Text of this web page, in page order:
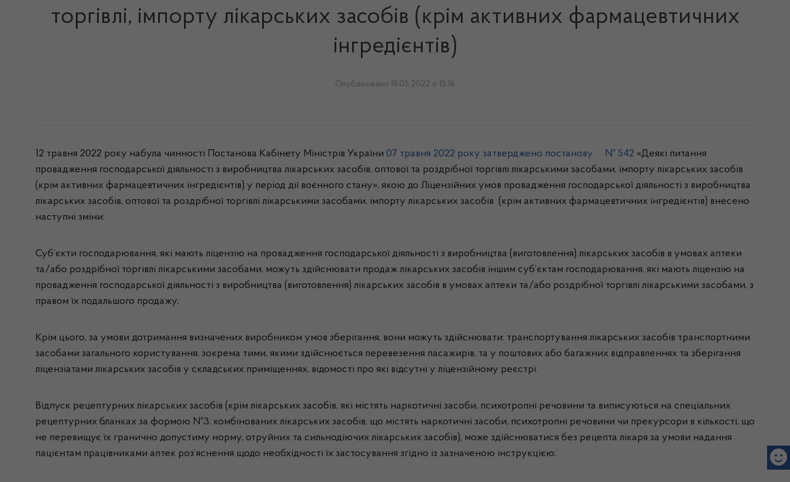
торгівлі, імпорту лікарських засобів (крім активних фармацевтичних
інгредієнтів)
Опубліковано 18.05.2022 о 15:16
12 травня 2022 року набула чинності Постанова Кабінету Міністрів України 07 травня 2022 року затверджено постанову № 542 «Деякі питання
провадження господарської діяльності з виробництва лікарських засобів, оптової та роздрібної торгівлі лікарськими засобами, імпорту лікарських засобів
(крім активних фармацевтичних інгредієнтів) у період дії воєнного стану», якою до Ліцензійних умов провадження господарської діяльності з виробництва
лікарських засобів, оптової та роздрібної торгівлі лікарськими засобами, імпорту лікарських засобів (крім активних фармацевтичних інгредієнтів) внесено
наступні зміни:
Суб’єкти господарювання, які мають ліцензію на провадження господарської діяльності з виробництва (виготовлення) лікарських засобів в умовах аптеки
та/або роздрібної торгівлі лікарськими засобами, можуть здійснювати продаж лікарських засобів іншим суб’єктам господарювання, які мають ліцензію на
провадження господарської діяльності з виробництва (виготовлення) лікарських засобів в умовах аптеки та/або роздрібної торгівлі лікарськими засобами, з
правом їх подальшого продажу;
Крім цього, за умови дотримання визначених виробником умов зберігання, вони можуть здійснювати: транспортування лікарських засобів транспортними
засобами загального користування, зокрема тими, якими здійснюється перевезення пасажирів, та у поштових або багажних відправленнях та зберігання
ліцензіатами лікарських засобів у складських приміщеннях, відомості про які відсутні у ліцензійному реєстрі.
Відпуск рецептурних лікарських засобів (крім лікарських засобів, які містять наркотичні засоби, психотропні речовини та виписуються на спеціальних
рецептурних бланках за формою №3, комбінованих лікарських засобів, що містять наркотичні засоби, психотропні речовини чи прекурсори в кількості, що
не перевищує їх гранично допустиму норму, отруйних та сильнодіючих лікарських засобів), може здійснюватися без рецепта лікаря за умови надання
пацієнтам працівниками аптек роз’яснення щодо необхідності їх застосування згідно із зазначеною інструкцією;